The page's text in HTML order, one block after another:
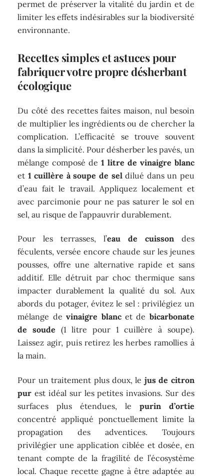
permet de préserver la vitalité du jardin et de
limiter les effets indésirables sur la biodiversité
environnante.
Recettes simples et astuces pour
fabriquer votre propre désherbant
écologique
Du côté des recettes faites maison, nul besoin
de multiplier les ingrédients ou de chercher la
complication. L’efficacité se trouve souvent
dans la simplicité. Pour désherber les pavés, un
mélange composé de1 litre de vinaigre blanc
et 1 cuillère à soupe de seldilué dans un peu
d’eau fait le travail. Appliquez localement et
avec parcimonie pour ne pas saturer le sol en
sel, au risque de l’appauvrir durablement.
Pour les terrasses, l’eau de cuissondes
féculents, versée encore chaude sur les jeunes
pousses, offre une alternative rapide et sans
additif. Elle détruit par choc thermique sans
impacter durablement la qualité du sol. Aux
abords du potager, évitez le sel : privilégiez un
mélange devinaigre blancet de bicarbonate
de soude (1 litre pour 1 cuillère à soupe).
Laissez agir, puis retirez les herbes ramollies à
la main.
Pour un traitement plus doux, le jus de citron
pur est idéal sur les petites invasions. Sur des
surfaces plus étendues, le purin d’ortie
concentré appliqué ponctuellement limite la
propagation des adventices. Toujours
privilégier une application ciblée et dosée, en
tenant compte de la fragilité de l’écosystème
local. Chaque recette gagne à être adaptée au